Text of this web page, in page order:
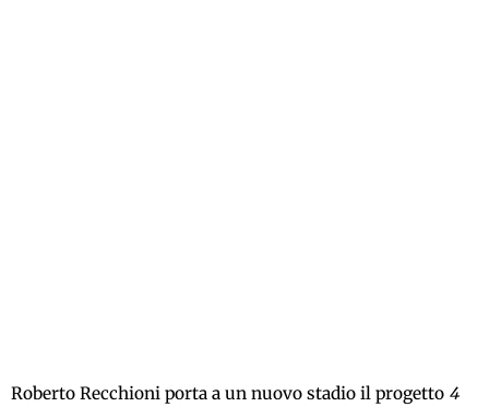
Roberto Recchioni porta a un nuovo stadio il progetto 4